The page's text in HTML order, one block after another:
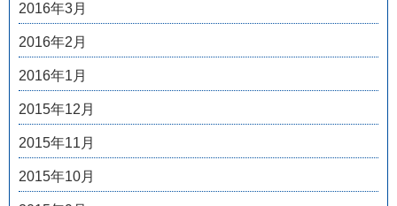
2016年3月
2016年2月
2016年1月
2015年12月
2015年11月
2015年10月